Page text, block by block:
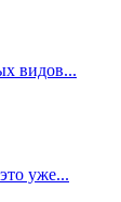
видов...
уже...